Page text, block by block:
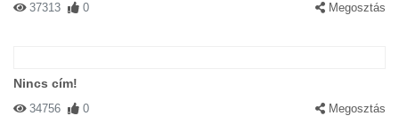
37313 0 Megosztás
Nincs cím!
34756 0 Megosztás